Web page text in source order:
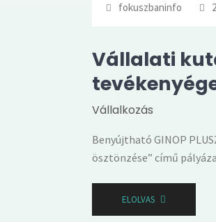
fokuszbaninfo
Vállalati
Vállalkozás
Benyújtható GINOP
ösztönzése” című
ELOLVAS